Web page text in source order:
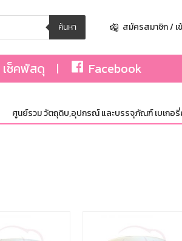
ค้นหา สมัครสมาชิก / เ
เช็คพัสดุ Facebook
ศูนย์รวม วัตถุดิบ,อุปกรณ์ และบรรจุภัณฑ์ เบเกอรี่คร